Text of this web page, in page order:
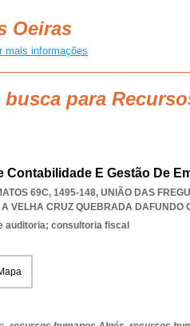
Oeiras
mais informações
para
Contabilidade E Gestão De
69C, 1495-148, UNIÃO DAS
VELHA CRUZ QUEBRADA DAFUNDO
auditoria; consultoria fiscal